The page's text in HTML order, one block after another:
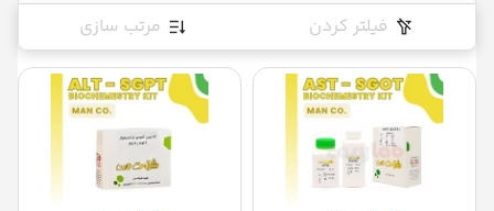
فیلتر کردن مرتب سازی